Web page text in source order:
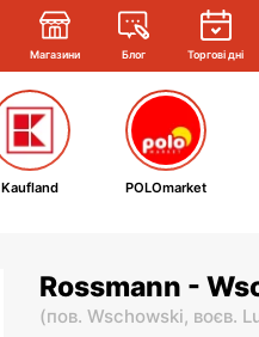
Магазини Блог Торгові дні
Kaufland POLOmarket
Rossmann -
(пов. Wschowski, воєв.